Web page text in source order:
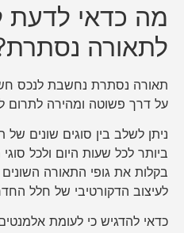
מה כדאי לדעת
לתאורה
תאורה נסתרת נחשבת לנכס
על דרך פשוטה ומהירה לתרום
ניתן לשלב בין סוגים שונים
ביותר לכל שעות היום ולכל
בקלות את גופי התאורה
לעיצוב הדקורטיבי של חלל
כדאי להדגיש כי לעומת